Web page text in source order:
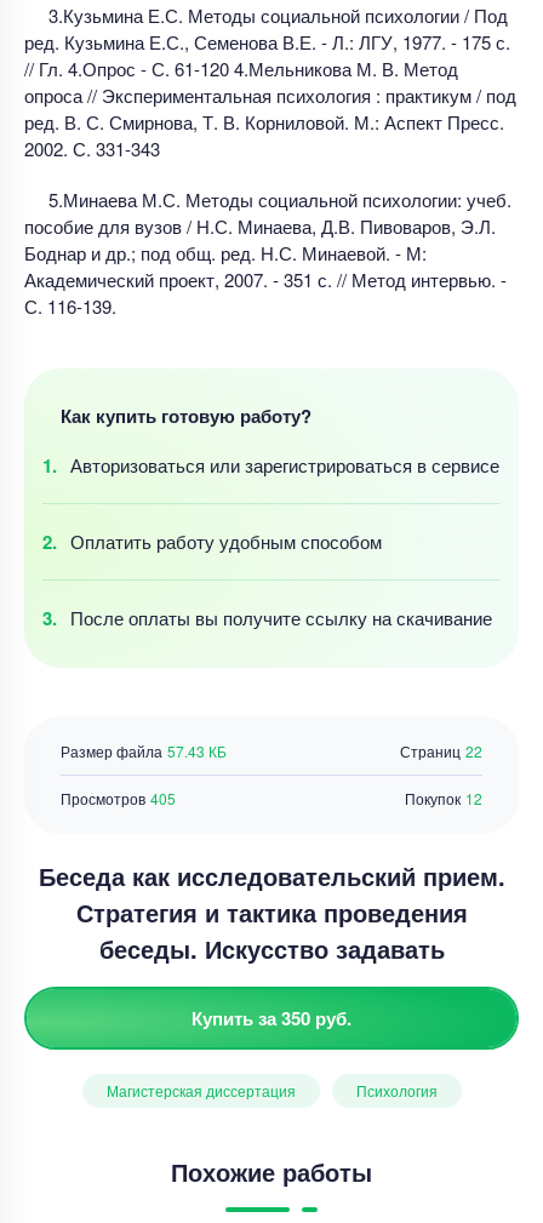
3.Кузьмина Е.С. Методы социальной психологии / Под
ред. Кузьмина Е.С., Семенова В.Е. - Л.: ЛГУ, 1977. - 175 с.
// Гл. 4.Опрос - С. 61-120 4.Мельникова М. В. Метод
опроса // Экспериментальная психология : практикум / под
ред. В. С. Смирнова, Т. В. Корниловой. М.: Аспект Пресс.
2002. С. 331-343
5.Минаева М.С. Методы социальной психологии: учеб.
пособие для вузов / Н.С. Минаева, Д.В. Пивоваров, Э.Л.
Боднар и др.; под общ. ред. Н.С. Минаевой. - М:
Академический проект, 2007. - 351 с. // Метод интервью. -
С. 116-139.
Как купить готовую работу?
Авторизоваться или зарегистрироваться в сервисе
Оплатить работуудобнымспособом
После оплаты вы получите ссылку на скачивание
Страниц 22
Размер файла 57.43 КБ
Просмотров 405 Покупок 12
Беседа как исследовательский прием.
Стратегия и тактика проведения
беседы. Искусство задавать
Купить за 350 руб.
Магистерская диссертация Психология
Похожие работы